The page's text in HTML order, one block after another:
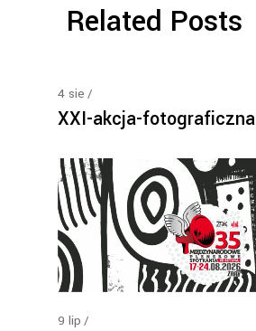
Related Posts
4 sie
XXI-akcja-fotograficzna
9 lip